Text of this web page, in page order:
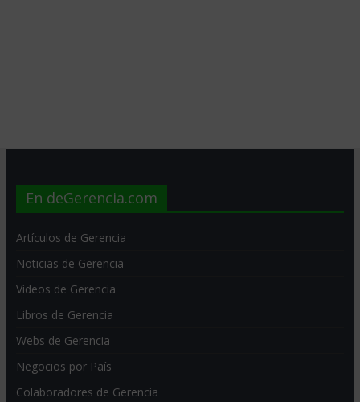
En deGerencia.com
Artículos de Gerencia
Noticias de Gerencia
Videos de Gerencia
Libros de Gerencia
Webs de Gerencia
Negocios por País
Colaboradores de Gerencia